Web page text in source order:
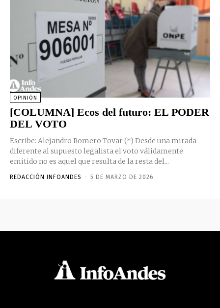
OPINIÓN
[COLUMNA] Ecos del futuro: EL PODER
DEL VOTO
Escribe: Alejandro Romero Tovar (*) Desde una mirada
diferente al supuesto legalista el voto válidamente
emitido no es aquel que resulta de la resta del...
REDACCIÓN INFOANDES - 5 DE MARZO DE 2026